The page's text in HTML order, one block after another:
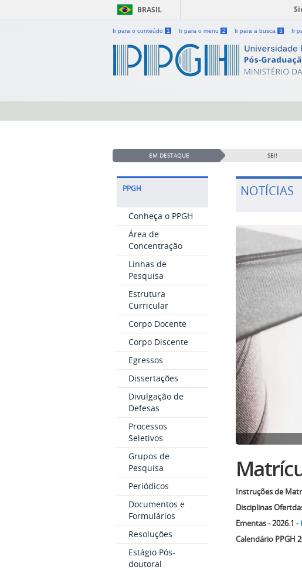
BRASIL
Ir para o conteúdo 1 Ir para o menu 2 Ir para a busca 3 Ir
EM DESTAQUE SEI!
PPGH
Conheça o PPGH
Área de
Concentração
Linhas de
Pesquisa
Estrutura
Curricular
Corpo Docente
Corpo Discente
Egressos
Dissertações
Divulgação de
Defesas
Processos
Seletivos
Grupos de
Pesquisa
Periódicos
Documentos e
Formulários
Resoluções
Estágio Pós-
doutoral
NOTÍCIAS
Instruções de
Disciplinas
Ementas - 2026.1 -
Calendário PPGH